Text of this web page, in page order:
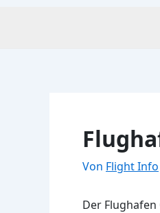
Von Flight Info
Der